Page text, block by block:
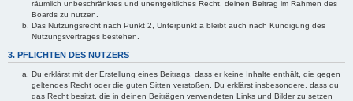
räumlich unbeschränktes und unentgeltliches Recht, deinen Beitrag im Rahmen des
Boards zu nutzen.
Das Nutzungsrecht nach Punkt 2, Unterpunkt a bleibt auch nach Kündigung des
Nutzungsvertrages bestehen.
3. PFLICHTEN DES NUTZERS
Du erklärst mit der Erstellung eines Beitrags, dass er keine Inhalte enthält, die gegen
geltendes Recht oder die guten Sitten verstoßen. Du erklärst insbesondere, dass du
das Recht besitzt, die in deinen Beiträgen verwendeten Links und Bilder zu setzen